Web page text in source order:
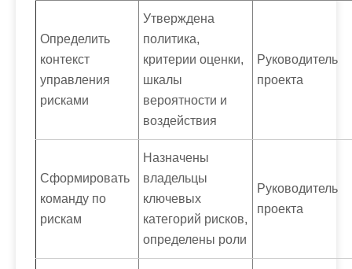
Определить
контекст
управления
рисками
Утверждена
политика,
критерии оценки,
шкалы
вероятности и
воздействия
Руководитель
проекта
Сформировать
команду по
рискам
Назначены
владельцы
ключевых
категорий рисков,
определены роли
Руководитель
проекта